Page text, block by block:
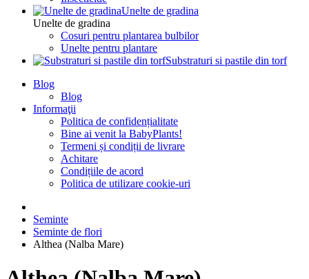
Unelte de gradina
Unelte de gradina
Cosuri pentru plantarea bulbilor
Unelte pentru plantare
Substraturi si pastile din torf
Blog
Blog
Informaţii
Politica de confidențialitate
Bine ai venit la BabyPlants!
Termeni și condiții de livrare
Achitare
Condițiile de acord
Politica de utilizare cookie-uri
Seminte
Seminte de flori
Althea (Nalba Mare)